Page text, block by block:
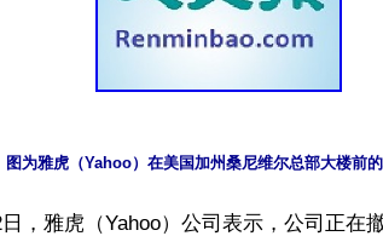
日，雅虎（Yahoo）公司表示，公司正在